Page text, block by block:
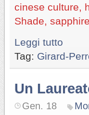
cinese culture,
Shade,
Leggi tutto
Tag: Girard-
Un
Gen. 18